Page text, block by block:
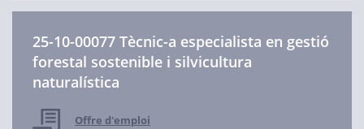
25-10-00077 Tècnic-a especialista en gestió
forestal sostenible i silvicultura
naturalística
Offre d'emploi